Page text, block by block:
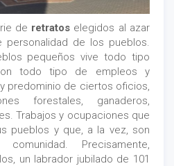
de retratos elegidos al azar
personalidad de los pueblos.
pequeños vive todo tipo
todo tipo de empleos y
predominio de ciertos oficios,
forestales, ganaderos,
Trabajos y ocupaciones que
pueblos y que, a la vez, son
Precisamente,
un labrador jubilado de 101